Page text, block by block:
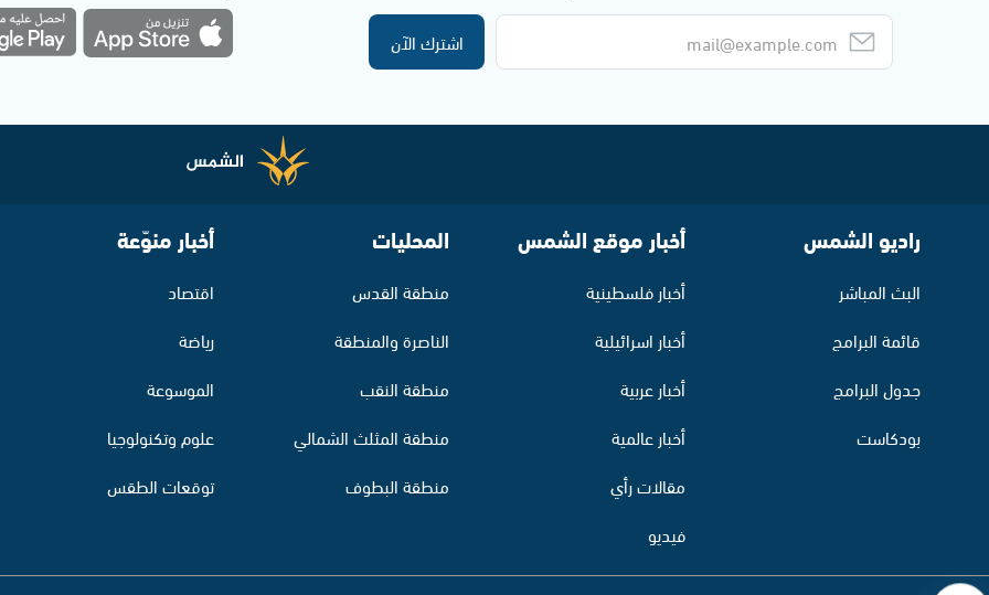
اشترك الآن
راديو الشمس
البث المباشر
قائمة البرامج
جدول البرامج
بودكاست
أخبار موقع الشمس
أخبار فلسطينية
أخبار اسرائيلية
أخبار عربية
أخبار عالمية
مقالات رأي
فيديو
المحليات
منطقة القدس
الناصرة والمنطقة
منطقة النقب
منطقة المثلث الشمالي
منطقة البطوف
أخبار منوّعة
اقتصاد
رياضة
الموسوعة
علوم وتكنولوجيا
توقعات الطقس